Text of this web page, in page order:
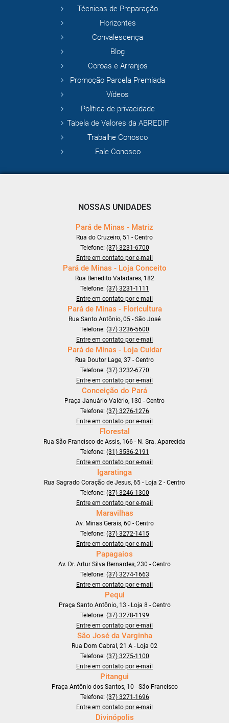
Técnicas de Preparação
Horizontes
Convalescença
Blog
Coroas e Arranjos
Promoção Parcela Premiada
Vídeos
Política de privacidade
Tabela de Valores da ABREDIF
Trabalhe Conosco
Fale Conosco
NOSSAS UNIDADES
Pará de Minas - Matriz
Rua do Cruzeiro, 51 - Centro
Telefone: (37) 3231-6700
Entre em contato por e-mail
Pará de Minas - Loja Conceito
Rua Benedito Valadares, 182
Telefone: (37) 3231-1111
Entre em contato por e-mail
Pará de Minas - Floricultura
Rua Santo Antônio, 05 - São José
Telefone: (37) 3236-5600
Entre em contato por e-mail
Pará de Minas - Loja Cuidar
Rua Doutor Lage, 37 - Centro
Telefone: (37) 3232-6770
Entre em contato por e-mail
Conceição do Pará
Praça Januário Valério, 130 - Centro
Telefone: (37) 3276-1276
Entre em contato por e-mail
Florestal
Rua São Francisco de Assis, 166 - N. Sra. Aparecida
Telefone: (31) 3536-2191
Entre em contato por e-mail
Igaratinga
Rua Sagrado Coração de Jesus, 65 - Loja 2 - Centro
Telefone: (37) 3246-1300
Entre em contato por e-mail
Maravilhas
Av. Minas Gerais, 60 - Centro
Telefone: (37) 3272-1415
Entre em contato por e-mail
Papagaios
Av. Dr. Artur Silva Bernardes, 230 - Centro
Telefone: (37) 3274-1663
Entre em contato por e-mail
Pequi
Praça Santo Antônio, 13 - Loja 8 - Centro
Telefone: (37) 3278-1199
Entre em contato por e-mail
São José da Varginha
Rua Dom Cabral, 21 A - Loja 02
Telefone: (37) 3275-1100
Entre em contato por e-mail
Pitangui
Praça Antônio dos Santos, 10 - São Francisco
Telefone: (37) 3271-1696
Entre em contato por e-mail
Divinópolis